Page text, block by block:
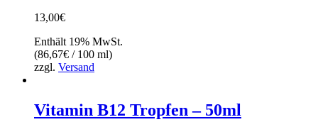
13,00€
Enthält 19% MwSt.
(86,67€ / 100 ml)
zzgl. Versand
Vitamin B12 Tropfen – 50ml